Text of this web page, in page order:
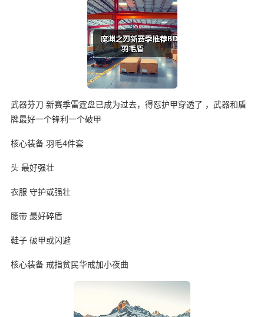
武器芬刀 新赛季雷霆盘已成为过去，得怼护甲穿透了 ，武器和盾
牌最好一个锋利一个破甲
核心装备 羽毛4件套
头 最好强壮
衣服 守护或强壮
腰带 最好碎盾
鞋子 破甲或闪避
核心装备 戒指贫民华戒加小夜曲